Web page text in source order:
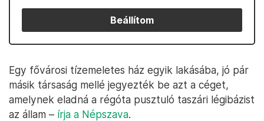
Beállítom
Egy fővárosi tízemeletes ház egyik lakásába, jó pár
másik társaság mellé jegyezték be azt a céget,
amelynek eladná a régóta pusztuló taszári légibázist
az állam – írja a Népszava.